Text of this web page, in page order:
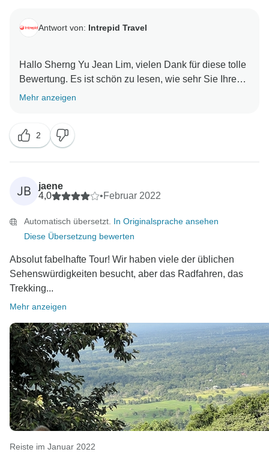
Antwort von: Intrepid Travel
Hallo Sherng Yu Jean Lim, vielen Dank für diese tolle
Bewertung. Es ist schön zu lesen, wie sehr Sie Ihre
Mehr anzeigen
2
JB
jaene
4,0
•Februar 2022
Automatisch übersetzt. In Originalsprache ansehen
Diese Übersetzung bewerten
Absolut fabelhafte Tour! Wir haben viele der üblichen
Sehenswürdigkeiten besucht, aber das Radfahren, das
Trekking...
Mehr anzeigen
Reiste im Januar 2022